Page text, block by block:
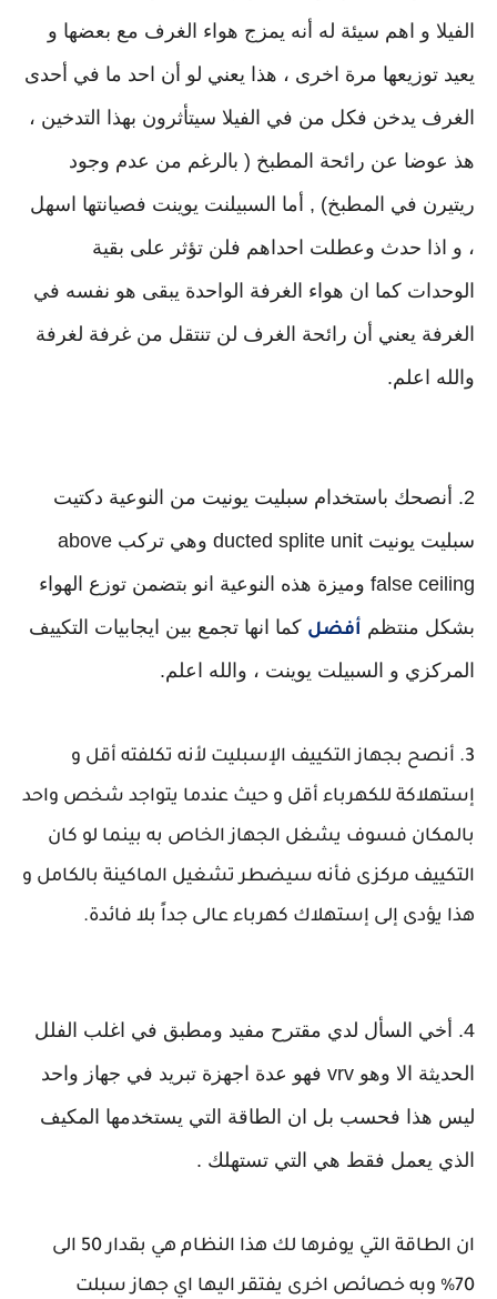
الفيلا و اهم سيئة له أنه يمزج هواء الغرف مع بعضها و
يعيد توزيعها مرة اخرى ، هذا يعني لو أن احد ما في أحدى
الغرف يدخن فكل من في الفيلا سيتأثرون بهذا التدخين ،
هذ عوضا عن رائحة المطبخ ( بالرغم من عدم وجود
ريتيرن في المطبخ) , أما السبيلنت يوينت فصيانتها اسهل
، و اذا حدث وعطلت احداهم فلن تؤثر على بقية
الوحدات كما ان هواء الغرفة الواحدة يبقى هو نفسه في
الغرفة يعني أن رائحة الغرف لن تنتقل من غرفة لغرفة
والله اعلم.
2. أنصحك باستخدام سبليت يونيت من النوعية دكتيت
سبليت يونيت ducted splite unit وهي تركب above
false ceiling وميزة هذه النوعية انو بتضمن توزع الهواء
بشكل منتظم أفضل كما انها تجمع بين ايجابيات التكييف
المركزي و السبيلت يوينت ، والله اعلم.
3. أنصح بجهاز التكييف الإسبليت لأنه تكلفته أقل و
إستهلاكة للكهرباء أقل و حيث عندما يتواجد شخص واحد
بالمكان فسوف يشغل الجهاز الخاص به بينما لو كان
التكييف مركزى فأنه سيضطر تشغيل الماكينة بالكامل و
هذا يؤدى إلى إستهلاك كهرباء عالى جداً بلا فائدة.
4. أخي السأل لدي مقترح مفيد ومطبق في اغلب الفلل
الحديثة الا وهو vrv فهو عدة اجهزة تبريد في جهاز واحد
ليس هذا فحسب بل ان الطاقة التي يستخدمها المكيف
الذي يعمل فقط هي التي تستهلك .
ان الطاقة التي يوفرها لك هذا النظام هي بقدار 50 الى
70% وبه خصائص اخرى يفتقر اليها اي جهاز سبلت